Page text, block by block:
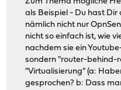
als Beispiel - Du hast
nämlich nicht nur
nicht so einfach ist, wie
nachdem sie ein
sondern "router-behind-
"Virtualisierung" (a:
gesprochen? b: Dass